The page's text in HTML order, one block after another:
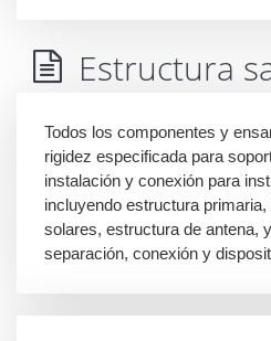
Estructura
Todos los componentes y
rigidez especificada para
instalación y conexión para
incluyendo estructura
solares, estructura de antena,
separación, conexión y